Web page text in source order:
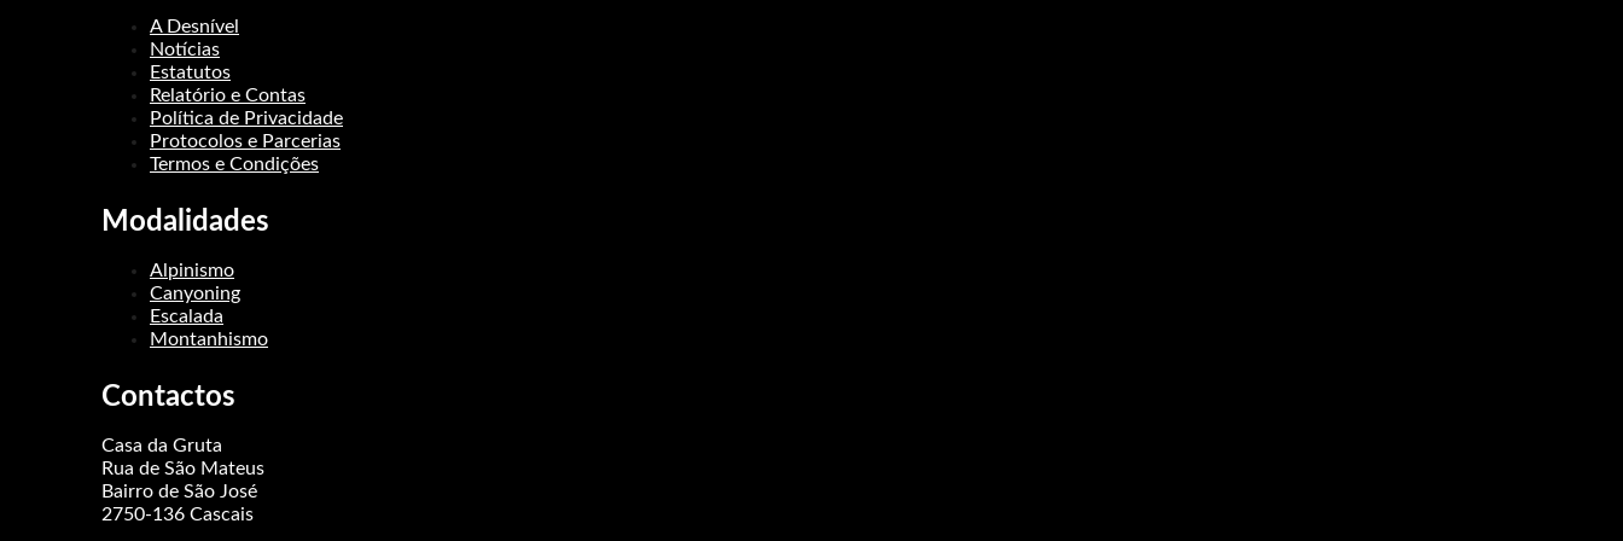
A Desnível
Notícias
Estatutos
Relatório e Contas
Política de Privacidade
Protocolos e Parcerias
Termos e Condições
Modalidades
Alpinismo
Canyoning
Escalada
Montanhismo
Contactos
Casa da Gruta
Rua de São Mateus
Bairro de São José
2750-136 Cascais